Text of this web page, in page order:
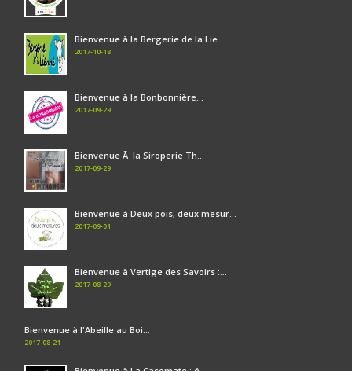
Bienvenue à la Bergerie de la Lie...
2017-10-18
Bienvenue à la Bonbonnière...
2017-09-29
Bienvenue Ã la Siroperie Th...
2017-09-29
Bienvenue à Deux pois, deux mesur...
2017-09-01
Bienvenue à Vertige des Savoirs :...
2017-08-29
Bienvenue à l'Abeille au Boi...
2017-08-21